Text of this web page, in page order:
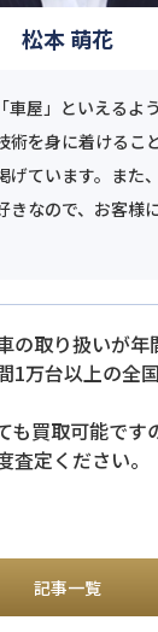
松本 萌花
車屋」といえるよ
術を身に着けるこ
げています。また
きなので、お客様
の取り扱いが年
1万台以上の全
も買取可能です
査定ください。
記事一覧